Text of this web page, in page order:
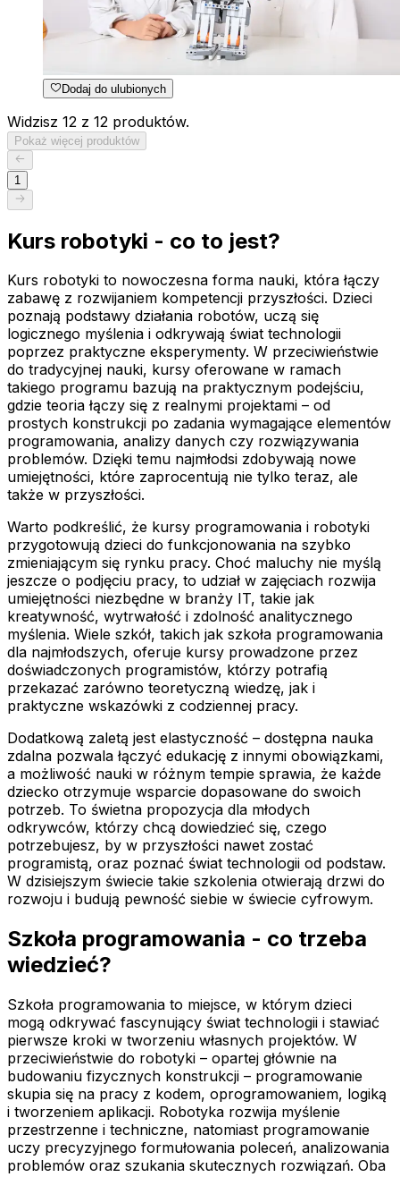
Dodaj do ulubionych
Widzisz 12 z 12 produktów.
Pokaż więcej produktów
1
Kurs robotyki - co to jest?
Kurs robotyki to nowoczesna forma nauki, która łączy
zabawę z rozwijaniem kompetencji przyszłości. Dzieci
poznają podstawy działania robotów, uczą się
logicznego myślenia i odkrywają świat technologii
poprzez praktyczne eksperymenty. W przeciwieństwie
do tradycyjnej nauki, kursy oferowane w ramach
takiego programu bazują na praktycznym podejściu,
gdzie teoria łączy się z realnymi projektami – od
prostych konstrukcji po zadania wymagające elementów
programowania, analizy danych czy rozwiązywania
problemów. Dzięki temu najmłodsi zdobywają nowe
umiejętności, które zaprocentują nie tylko teraz, ale
także w przyszłości.
Warto podkreślić, że kursy programowania i robotyki
przygotowują dzieci do funkcjonowania na szybko
zmieniającym się rynku pracy. Choć maluchy nie myślą
jeszcze o podjęciu pracy, to udział w zajęciach rozwija
umiejętności niezbędne w branży IT, takie jak
kreatywność, wytrwałość i zdolność analitycznego
myślenia. Wiele szkół, takich jak szkoła programowania
dla najmłodszych, oferuje kursy prowadzone przez
doświadczonych programistów, którzy potrafią
przekazać zarówno teoretyczną wiedzę, jak i
praktyczne wskazówki z codziennej pracy.
Dodatkową zaletą jest elastyczność – dostępna nauka
zdalna pozwala łączyć edukację z innymi obowiązkami,
a możliwość nauki w różnym tempie sprawia, że każde
dziecko otrzymuje wsparcie dopasowane do swoich
potrzeb. To świetna propozycja dla młodych
odkrywców, którzy chcą dowiedzieć się, czego
potrzebujesz, by w przyszłości nawet zostać
programistą, oraz poznać świat technologii od podstaw.
W dzisiejszym świecie takie szkolenia otwierają drzwi do
rozwoju i budują pewność siebie w świecie cyfrowym.
Szkoła programowania - co trzeba
wiedzieć?
Szkoła programowania to miejsce, w którym dzieci
mogą odkrywać fascynujący świat technologii i stawiać
pierwsze kroki w tworzeniu własnych projektów. W
przeciwieństwie do robotyki – opartej głównie na
budowaniu fizycznych konstrukcji – programowanie
skupia się na pracy z kodem, oprogramowaniem, logiką
i tworzeniem aplikacji. Robotyka rozwija myślenie
przestrzenne i techniczne, natomiast programowanie
uczy precyzyjnego formułowania poleceń, analizowania
problemów oraz szukania skutecznych rozwiązań. Oba